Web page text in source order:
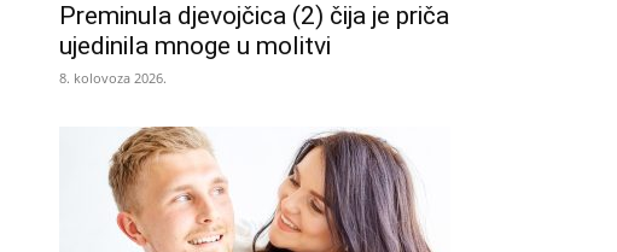
Preminula djevojčica (2) čija je priča
ujedinila mnoge u molitvi
8. kolovoza 2026.